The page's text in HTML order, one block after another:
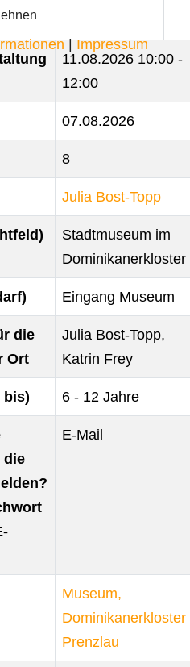
11.08.2026 10:00 -
12:00
07.08.2026
8
Julia Bost-Topp
Stadtmuseum im
Dominikanerkloster
Eingang Museum
die
Ort
Julia Bost-Topp,
Katrin Frey
bis) 6 - 12 Jahre
die
E-Mail
Museum,
Dominikanerkloster
Prenzlau
|Impressum